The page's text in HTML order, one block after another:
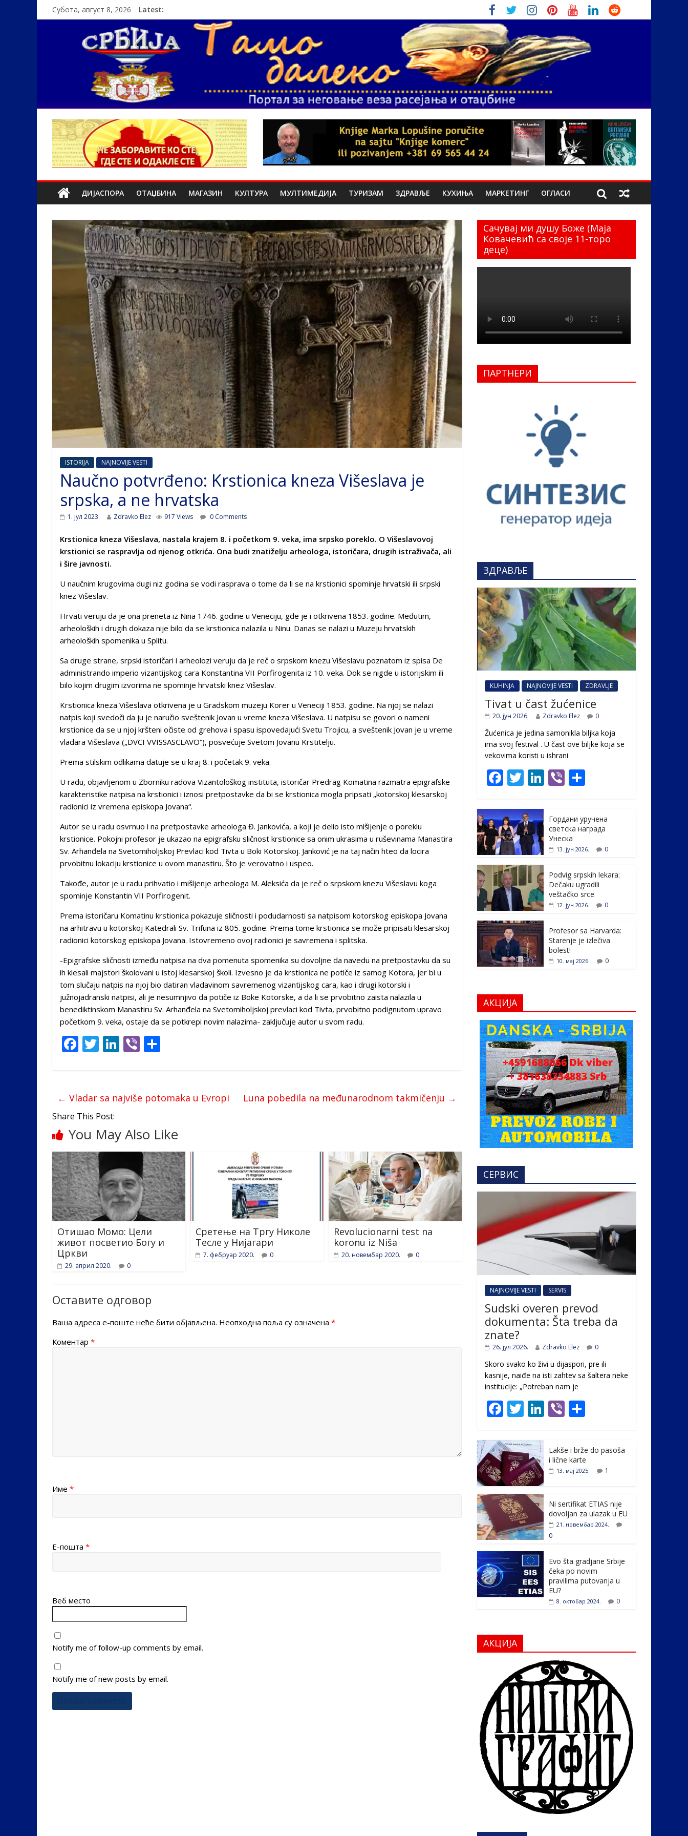
Субота, август 8, 2026 Latest:
ДИЈАСПОРА ОТАЏБИНА МАГАЗИН КУЛТУРА МУЛТИМЕДИЈА ТУРИЗАМ ЗДРАВЉЕ КУХИЊА МАРКЕТИНГ ОГЛАСИ
ISTORIJA NAJNOVIJE VESTI
Naučno potvrđeno: Krstionica kneza Višeslava je
srpska, a ne hrvatska
1. јул 2023. Zdravko Elez 917 Views 0 Comments
Krstionica kneza Višeslava, nastala krajem 8. i početkom 9. veka, ima srpsko poreklo. O Višeslavovoj
krstionici se raspravlja od njenog otkrića. Ona budi znatiželju arheologa, istoričara, drugih istraživača, ali
i šire javnosti.
U naučnim krugovima dugi niz godina se vodi rasprava o tome da li se na krstionici spominje hrvatski ili srpski
knez Višeslav.
Hrvati veruju da je ona preneta iz Nina 1746. godine u Veneciju, gde je i otkrivena 1853. godine. Međutim,
arheoloških i drugih dokaza nije bilo da se krstionica nalazila u Ninu. Danas se nalazi u Muzeju hrvatskih
arheoloških spomenika u Splitu.
Sa druge strane, srpski istoričari i arheolozi veruju da je reč o srpskom knezu Višeslavu poznatom iz spisa De
administrando imperio vizantijskog cara Konstantina VII Porfirogenita iz 10. veka. Dok se nigde u istorijskim ili
bilo kojim drugim izvorima ne spominje hrvatski knez Višeslav.
Krstionica kneza Višeslava otkrivena je u Gradskom muzeju Korer u Veneciji 1853. godine. Na njoj se nalazi
natpis koji svedoči da ju je naručio sveštenik Jovan u vreme kneza Višeslava. U natpisu se govori o nameni
krstionice da se u njoj kršteni očiste od grehova i spasu ispovedajući Svetu Trojicu, a sveštenik Jovan je u vreme
vladara Višeslava („DVCI VVISSASCLAVO“), posvećuje Svetom Jovanu Krstitelju.
Prema stilskim odlikama datuje se u kraj 8. i početak 9. veka.
U radu, objavljenom u Zborniku radova Vizantološkog instituta, istoričar Predrag Komatina razmatra epigrafske
karakteristike natpisa na krstionici i iznosi pretpostavke da bi se krstionica mogla pripsati „kotorskoj klesarskoj
radionici iz vremena episkopa Jovana“.
Autor se u radu osvrnuo i na pretpostavke arheologa Đ. Jankovića, a koji je delio isto mišljenje o poreklu
krstionice. Pokojni profesor je ukazao na epigrafsku sličnost krstionice sa onim ukrasima u ruševinama Manastira
Sv. Arhanđela na Svetomiholjskoj Prevlaci kod Tivta u Boki Kotorskoj. Janković je na taj način hteo da locira
prvobitnu lokaciju krstionice u ovom manastiru. Što je verovatno i uspeo.
Takođe, autor je u radu prihvatio i mišljenje arheologa M. Aleksića da je reč o srpskom knezu Višeslavu koga
spominje Konstantin VII Porfirogenit.
Prema istoričaru Komatinu krstionica pokazuje sličnosti i podudarnosti sa natpisom kotorskog episkopa Jovana
na arhitravu u kotorskoj Katedrali Sv. Trifuna iz 805. godine. Prema tome krstionica se može pripisati klesarskoj
radionici kotorskog episkopa Jovana. Istovremeno ovoj radionici je savremena i splitska.
-Epigrafske sličnosti između natpisa na dva pomenuta spomenika su dovoljne da navedu na pretpostavku da su
ih klesali majstori školovani u istoj klesarskoj školi. Izvesno je da krstionica ne potiče iz samog Kotora, jer bi u
tom slučaju natpis na njoj bio datiran vladavinom savremenog vizantijskog cara, kao i drugi kotorski i
južnojadranski natpisi, ali je nesumnjivo da potiče iz Boke Kotorske, a da li se prvobitno zaista nalazila u
benediktinskom Manastiru Sv. Arhanđela na Svetomiholjskoj prevlaci kod Tivta, prvobitno podignutom upravo
početkom 9. veka, ostaje da se potkrepi novim nalazima- zaključuje autor u svom radu.
F
ac
b
o
o
k
T
w
er
Li
n
e
dI
n
Vi
b
e
← Vladar sa najviše potomaka u Evropi Luna pobedila na međunarodnom takmičenju →
Share This Post:
You May Also Like
Отишао Момо: Цели
живот посветио Богу и
Цркви
29. април 2020. 0
Сретење на Тргу Николе
Тесле у Нијагари
7. фебруар 2020. 0
Revolucionarni test na
koronu iz Niša
20. новембар 2020. 0
Оставите одговор
Ваша адреса е-поште неће бити објављена. Неопходна поља су означена *
Коментар *
Име *
Е-пошта *
Веб место
Notify me of follow-up comments by email.
Notify me of new posts by email.
Сачувај ми душу Боже (Маја
Ковачевић са своје 11-торо
деце)
ПАРТНЕРИ
ЗДРАВЉЕ
KUHINJA NAJNOVIJE VESTI ZDRAVLJE
Tivat u čast žućenice
20. јун 2026. Zdravko Elez 0
Žućenica je jedina samonikla biljka koja
ima svoj festival . U čast ovе biljke koja se
vekovima koristi u ishrani
F
e
b
o
o
k
T
itt
er
Li
e
dI
n
Vi
e
Гордани уручена
светска награда
Унеска
13. јун 2026. 0
Podvig srpskih lekara:
Dečaku ugradili
veštačko srce
12. јун 2026. 0
Profesor sa Harvarda:
Starenje je izlečiva
bolest!
10. мај 2026. 0
АКЦИЈА
СЕРВИС
NAJNOVIJE VESTI SERVIS
Sudski overen prevod
dokumenta: Šta treba da
znate?
26. јул 2026. Zdravko Elez 0
Skoro svako ko živi u dijaspori, pre ili
kasnije, naiđe na isti zahtev sa šaltera neke
institucije: „Potreban nam je
F
e
b
o
o
k
T
itt
er
Li
e
dI
Vi
er ar
e
Lakše i brže do pasoša
i lične karte
13. мај 2025. 1
Ni sertifikat ETIAS nije
dovoljan za ulazak u EU
21. новембар 2024.
0
Evo šta gradjane Srbije
čeka po novim
pravilima putovanja u
EU?
8. октобар 2024. 0
АКЦИЈА